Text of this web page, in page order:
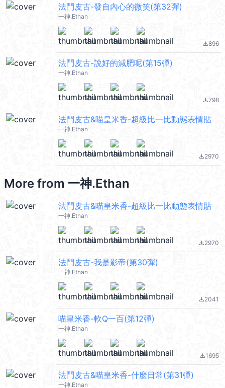
法鬥皮古-發自內心的微笑(第32彈)
一神.Ethan
file_download896
法鬥皮古-說好的減肥呢(第15彈)
一神.Ethan
file_download798
法鬥皮古&喵皇米香-超級比一比動態表情貼
一神.Ethan
file_download2970
More from 一神.Ethan
法鬥皮古&喵皇米香-超級比一比動態表情貼
一神.Ethan
file_download2970
法鬥皮古-我是影帝(第30彈)
一神.Ethan
file_download2041
喵皇米香-軟Q一百(第12彈)
一神.Ethan
file_download1695
法鬥皮古&喵皇米香-什麼日常(第31彈)
一神.Ethan